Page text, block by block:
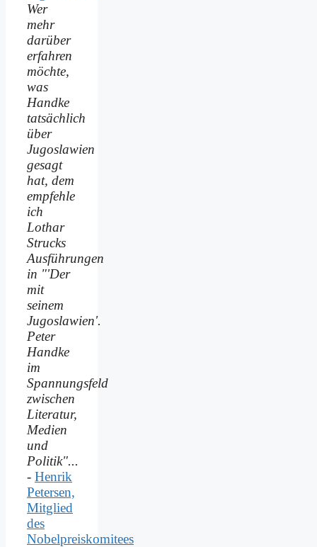
Wer
mehr
darüber
erfahren
möchte,
was
Handke
tatsächlich
über
Jugoslawien
gesagt
hat, dem
empfehle
ich
Lothar
Strucks
Ausführungen
in "'Der
mit
seinem
Jugoslawien'.
Peter
Handke
im
Spannungsfeld
zwischen
Literatur,
Medien
und
Politik"...
- Henrik
Petersen,
Mitglied
des
Nobelpreiskomitees